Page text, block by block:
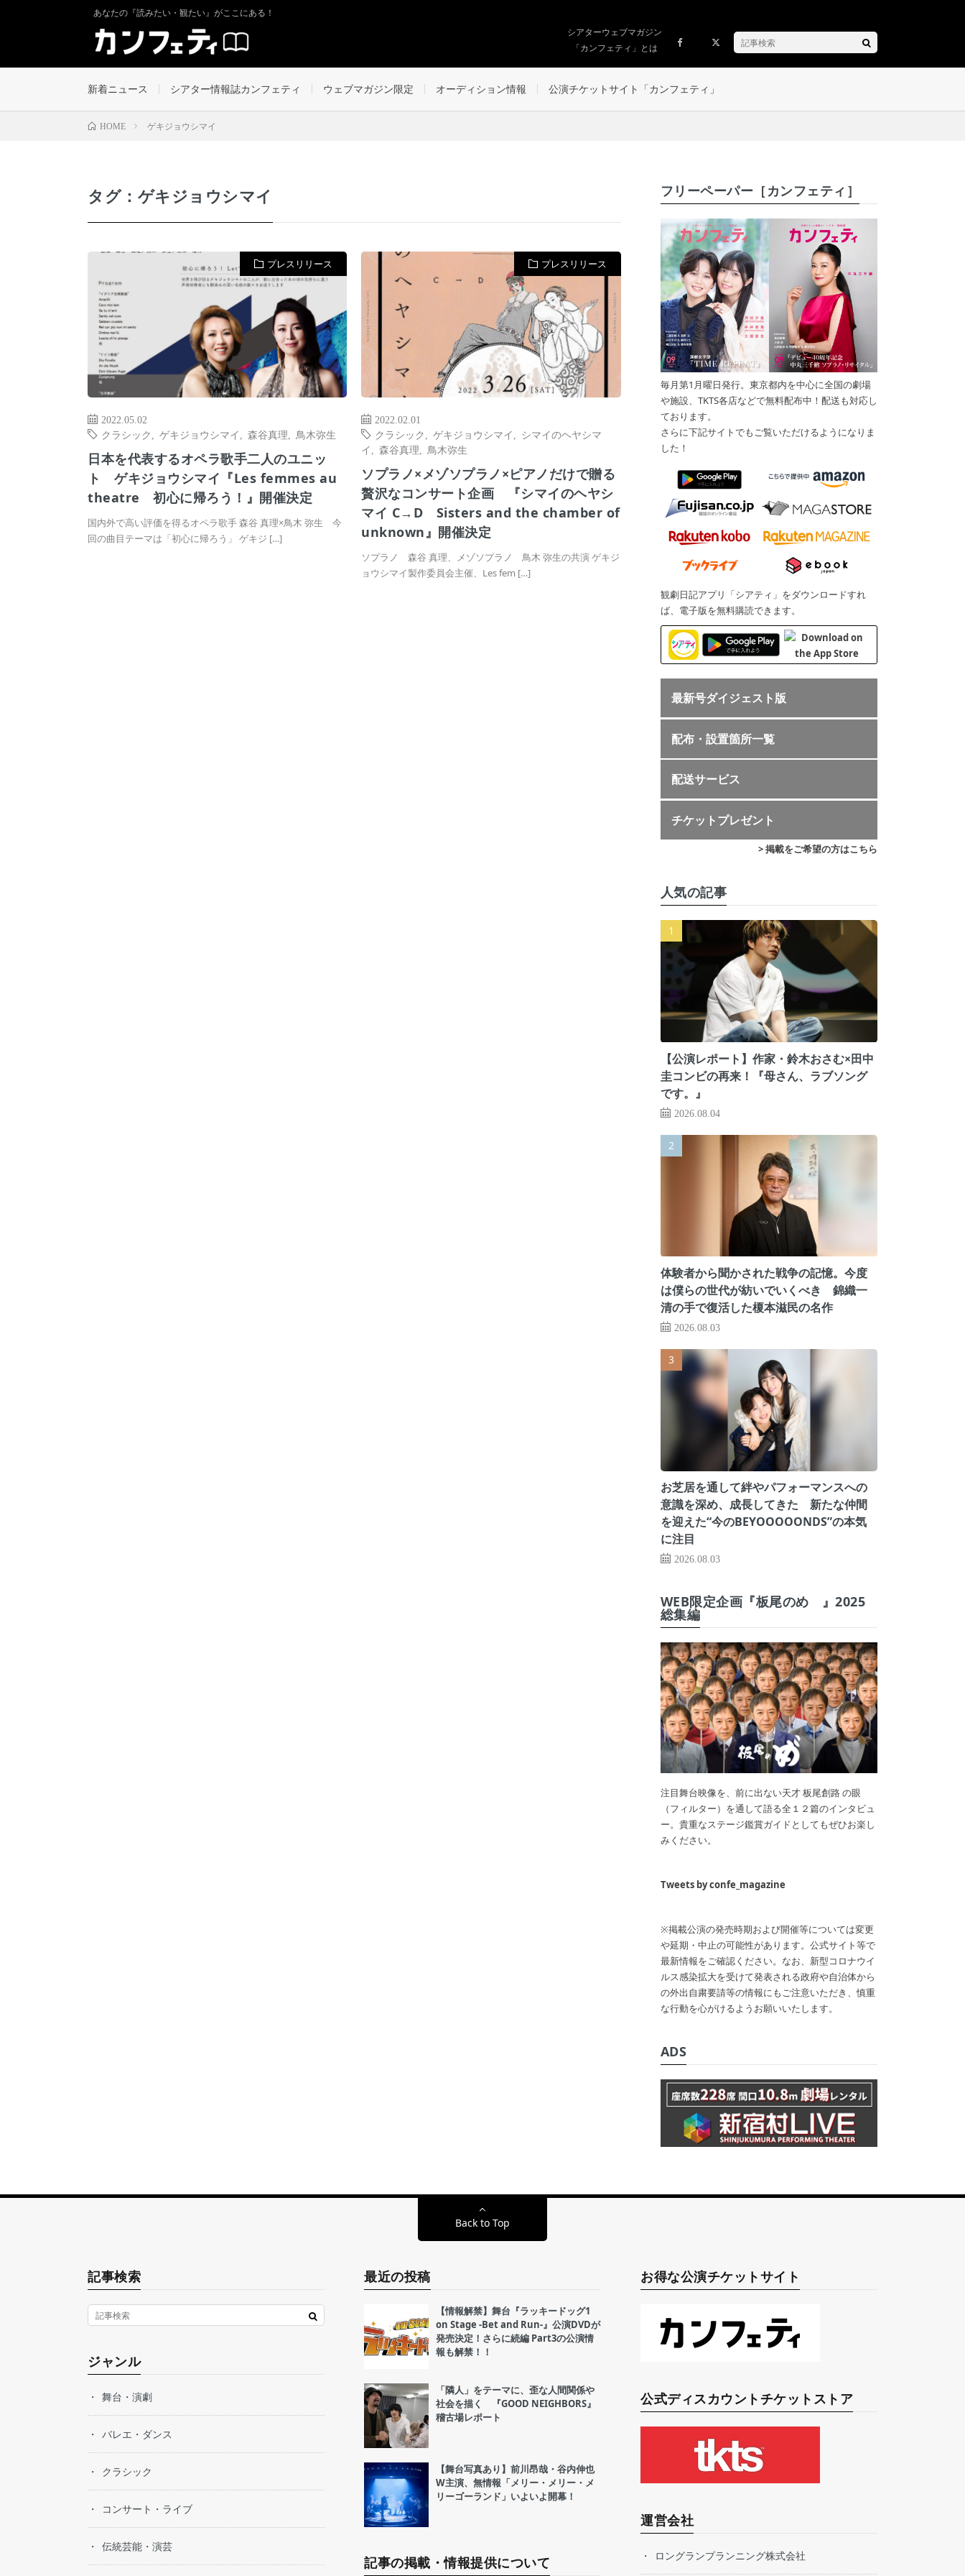
あなたの『読みたい・観たい』がここにある！
シアターウェブマガジン
「カンフェティ」とは
新着ニュース シアター情報誌カンフェティ ウェブマガジン限定 オーディション情報 公演チケットサイト「カンフェティ」
HOME ゲキジョウシマイ
タグ：ゲキジョウシマイ
プレスリリース
2022.05.02
クラシック
ゲキジョウシマイ 森谷真理 鳥木弥生
日本を代表するオペラ歌手二人のユニッ
ト ゲキジョウシマイ『Les femmes au
theatre 初心に帰ろう！』開催決定
国内外で高い評価を得るオペラ歌手 森谷 真理×鳥木 弥生 今
回の曲目テーマは「初心に帰ろう」 ゲキジ […]
プレスリリース
2022.02.01
クラシック
,ゲキジョウシマイ
シマイのヘヤシマ
イ
,森谷真理 鳥木弥生
ソプラノ×メゾソプラノ×ピアノだけで贈る
贅沢なコンサート企画 『シマイのヘヤシ
マイ C→D Sisters and the chamber of
unknown』開催決定
ソプラノ 森谷 真理、メゾソプラノ 鳥木 弥生の共演 ゲキジ
ョウシマイ製作委員会主催、Les fem […]
フリーペーパー［カンフェティ］
毎月第1月曜日発行。東京都内を中心に全国の劇場
や施設、TKTS各店などで無料配布中！配送も対応し
ております。
さらに下記サイトでもご覧いただけるようになりま
した！
観劇日記アプリ「シアティ」をダウンロードすれ
ば、電子版を無料購読できます。
最新号ダイジェスト版
配布・設置箇所一覧
配送サービス
チケットプレゼント
> 掲載をご希望の方はこちら
人気の記事
【公演レポート】作家・鈴木おさむ×田中
圭コンビの再来！『母さん、ラブソング
です。』
2026.08.04
体験者から聞かされた戦争の記憶。今度
は僕らの世代が紡いでいくべき 錦織一
清の手で復活した榎本滋民の名作
2026.08.03
お芝居を通して絆やパフォーマンスへの
意識を深め、成長してきた 新たな仲間
を迎えた“今のBEYOOOOONDS”の本気
に注目
2026.08.03
WEB限定企画『板尾のめ゙』2025
総集編
注目舞台映像を、前に出ない天才 板尾創路 の眼
（フィルター）を通して語る全１２篇のインタビュ
ー。貴重なステージ鑑賞ガイドとしてもぜひお楽し
みください。
Tweets by confe_magazine
※掲載公演の発売時期および開催等については変更
や延期・中止の可能性があります。公式サイト等で
最新情報をご確認ください。なお、新型コロナウイ
ルス感染拡大を受けて発表される政府や自治体から
の外出自粛要請等の情報にもご注意いただき、慎重
な行動を心がけるようお願いいたします。
ADS
Back to Top
記事検索
ジャンル
舞台・演劇
バレエ・ダンス
クラシック
コンサート・ライブ
伝統芸能・演芸
最近の投稿
【情報解禁】舞台『ラッキードッグ1
on Stage -Bet and Run-』公演DVDが
発売決定！さらに続編 Part3の公演情
報も解禁！！
「隣人」をテーマに、歪な人間関係や
社会を描く 『GOOD NEIGHBORS』
稽古場レポート
【舞台写真あり】前川昂哉・谷内伸也
W主演、無情報「メリー・メリー・メ
リーゴーランド」いよいよ開幕！
記事の掲載・情報提供について
お得な公演チケットサイト
公式ディスカウントチケットストア
運営会社
ロングランプランニング株式会社